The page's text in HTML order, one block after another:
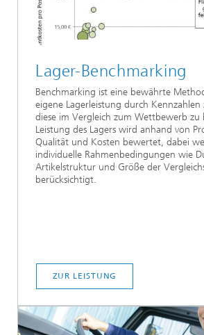
Lager-Benchmarking
Benchmarking ist eine bewährte
eigene Lagerleistung durch Kennzahlen
diese im Vergleich zum Wettbewerb zu
Leistung des Lagers wird anhand von
Qualität und Kosten bewertet, dabei
individuelle Rahmenbedingungen wie
Artikelstruktur und Größe der
berücksichtigt.
ZUR LEISTUNG